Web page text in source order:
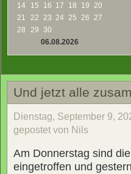
14
15 16 17 18 19 20
21
22 23 24 25 26 27
28
29 30
06.08.2026
Und jetzt alle
Dienstag, September 9,
gepostet von Nils
Am Donnerstag sind
eingetroffen und